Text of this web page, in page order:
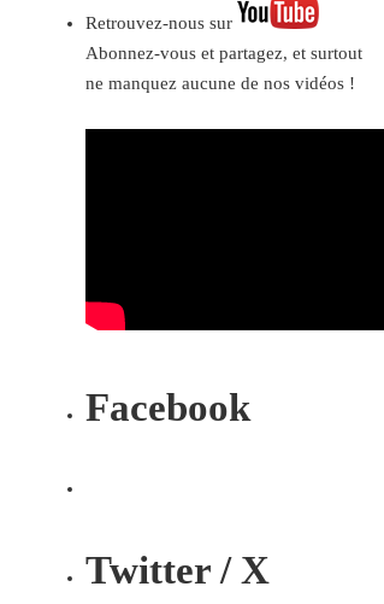
Retrouvez-nous sur
Abonnez-vous et partagez, et surtout
ne manquez aucune de nos vidéos !
Facebook
Twitter / X